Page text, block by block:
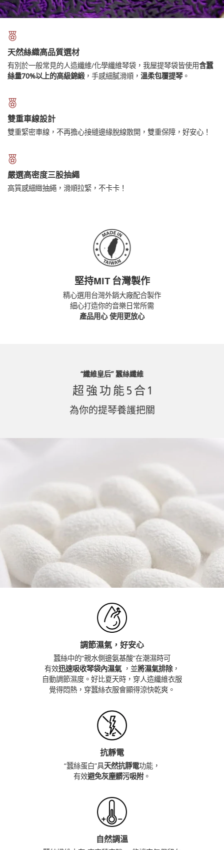
天然絲織高品質選材
有別於一般常見的人造纖維/化學纖維琴袋，我屋提琴袋皆使用含蠶
絲量70%以上的高級錦緞，手感細膩滑順， 溫柔包覆提琴。
雙重車線設計
雙重緊密車線，不再擔心接縫邊緣脫線散開，雙重保障，好安心！
嚴選高密度三股抽繩
高質感細緻抽繩，滑順拉緊，不卡卡！
堅持MIT 台灣製作
精心選用台灣外銷大廠配合製作
細心打造你的音樂日常所需
產品用心 使用更放心
“纖維皇后” 蠶絲纖維
超 強 功 能 5 合 1
為你的提琴養護把關
調節濕氣，好安心
蠶絲中的“親水側邊氨基酸”在潮濕時可
有效迅速吸收琴袋內濕氣，並將濕氣排除，
自動調節濕度。好比夏天時，穿人造纖維衣服
覺得悶熱，穿蠶絲衣服會顯得涼快乾爽。
抗靜電
“蠶絲蛋白”具天然抗靜電功能，
有效避免灰塵髒污吸附。
自然調溫